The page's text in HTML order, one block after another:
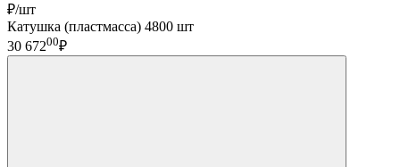
₽/шт
Катушка (пластмасса) 4800 шт
30 67200₽